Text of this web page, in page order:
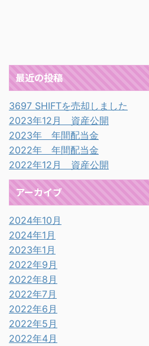
最近の投稿
3697 SHIFTを売却しました
2023年12月 資産公開
2023年 年間配当金
2022年 年間配当金
2022年12月 資産公開
アーカイブ
2024年10月
2024年1月
2023年1月
2022年9月
2022年8月
2022年7月
2022年6月
2022年5月
2022年4月